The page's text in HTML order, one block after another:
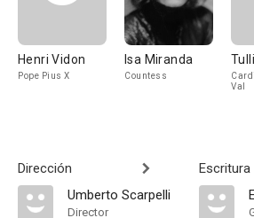
Henri Vidon
Pope Pius X
Isa Miranda
Countess
Val
Dirección
Umberto Scarpelli
Director
Escritura